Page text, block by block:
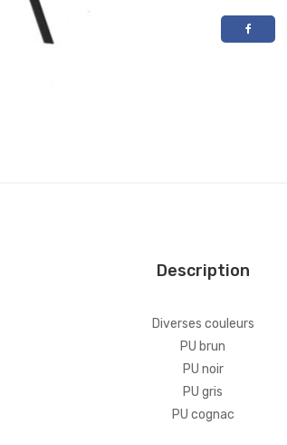
Description
Diverses couleurs
PU brun
PU noir
PU gris
PU cognac